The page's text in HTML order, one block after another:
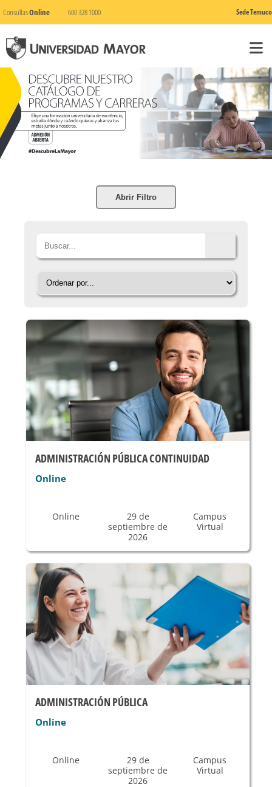
ConsultasOnline 600 328 1000 Sede Temuco
Abrir Filtro
ADMINISTRACIÓN PÚBLICA CONTINUIDAD
Online
Online
29 de
septiembre de
2026
Campus
Virtual
ADMINISTRACIÓN PÚBLICA
Online
Online
29 de
septiembre de
2026
Campus
Virtual